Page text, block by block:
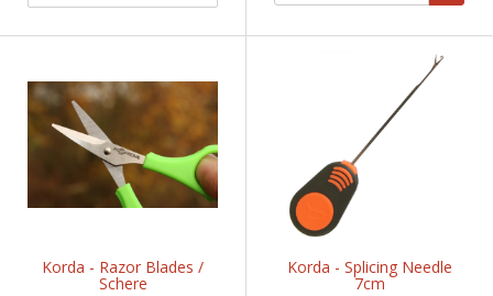
Korda - Razor Blades /
Schere
Korda - Splicing Needle
7cm